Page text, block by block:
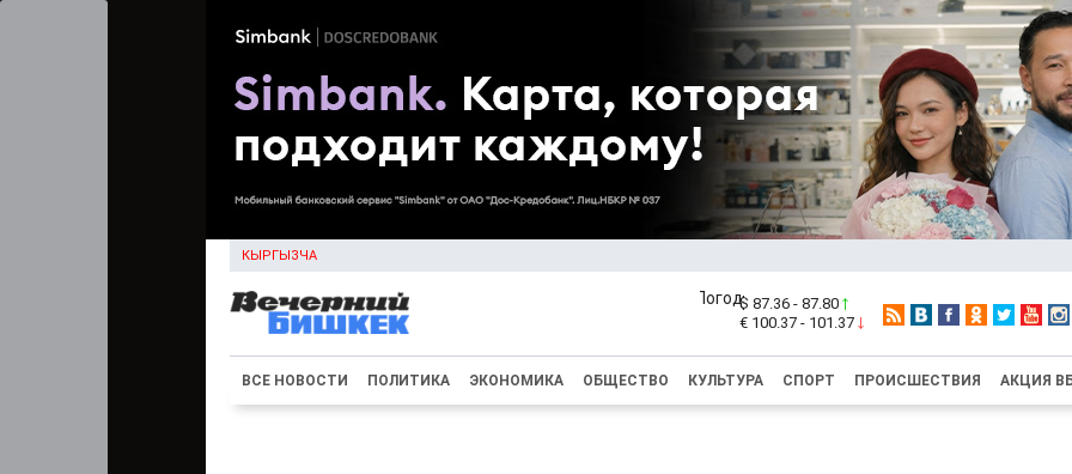
КЫРГЫЗЧА
$ 87.36 - 87.80
€ 100.37 - 101.37
ВСЕ НОВОСТИ ПОЛИТИКА ЭКОНОМИКА ОБЩЕСТВО КУЛЬТУРА СПОРТ ПРОИСШЕСТВИЯ АКЦИЯ